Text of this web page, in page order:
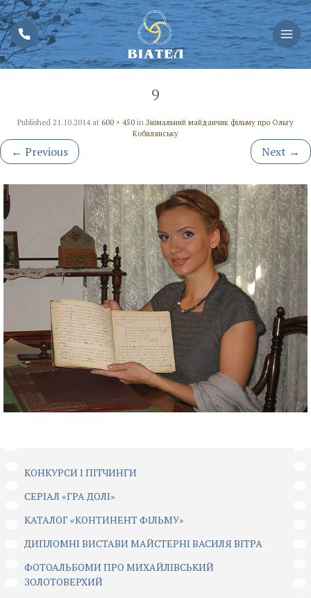
9
Published 21.10.2014at 600 × 450 in Знімальний майданчик фільму про Ольгу
Кобилянську
← Previous Next →
КОНКУРСИ І ПІТЧИНГИ
CЕРІАЛ «ГРА ДОЛІ»
КАТАЛОГ «КОНТИНЕНТ ФІЛЬМУ»
ДИПЛОМНІ ВИСТАВИ МАЙСТЕРНІ ВАСИЛЯ ВІТРА
ФОТОАЛЬБОМИ ПРО МИХАЙЛІВСЬКИЙ
ЗОЛОТОВЕРХИЙ